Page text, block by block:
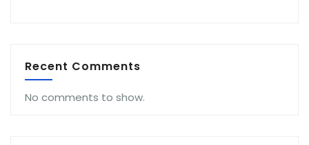
Recent Comments
No comments to show.